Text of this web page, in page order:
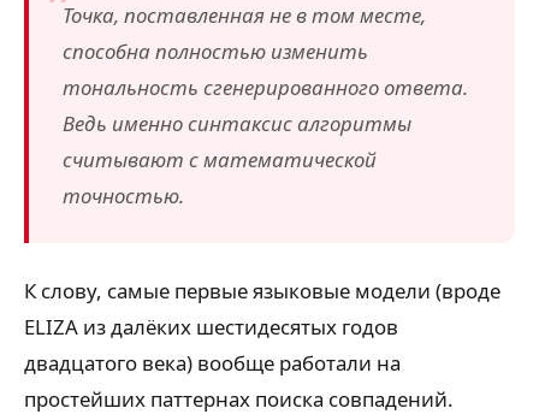
Точка, поставленная не в том месте,
способна полностью изменить
тональность сгенерированного ответа.
Ведь именно синтаксис алгоритмы
считывают с математической
точностью.
К слову, самые первые языковые модели (вроде
ELIZA из далёких шестидесятых годов
двадцатого века) вообще работали на
простейших паттернах поиска совпадений.